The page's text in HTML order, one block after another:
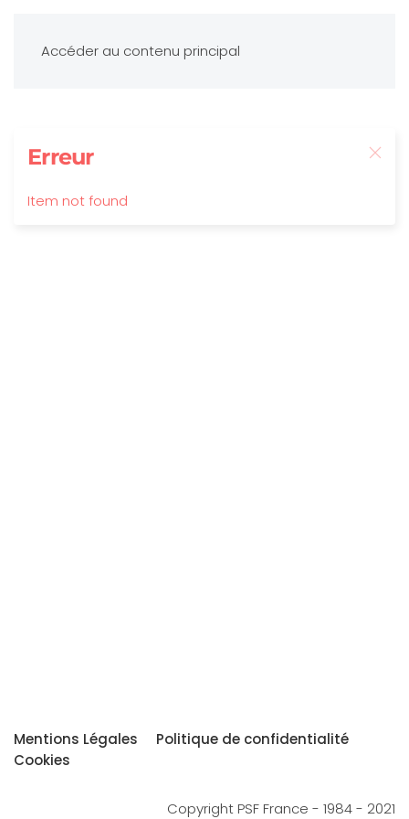
Accéder au contenu principal
Erreur
Item not found
Mentions Légales
Politique de confidentialité
Cookies
Copyright PSF France - 1984 - 2021